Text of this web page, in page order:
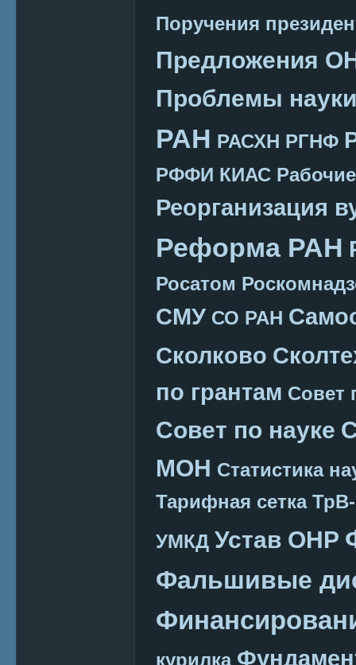
Поручения
Предложения
Проблемы науки
РАН РАСХН РГНФ
РФФИ КИАС
Реорганизация
Реформа РАН
Росатом
СМУ СО РАН
Сколково
по грантам Совет
Совет по науке
МОН Статистика
Тарифная сетка
УМКД Устав ОНР
Фальшивые
курилка